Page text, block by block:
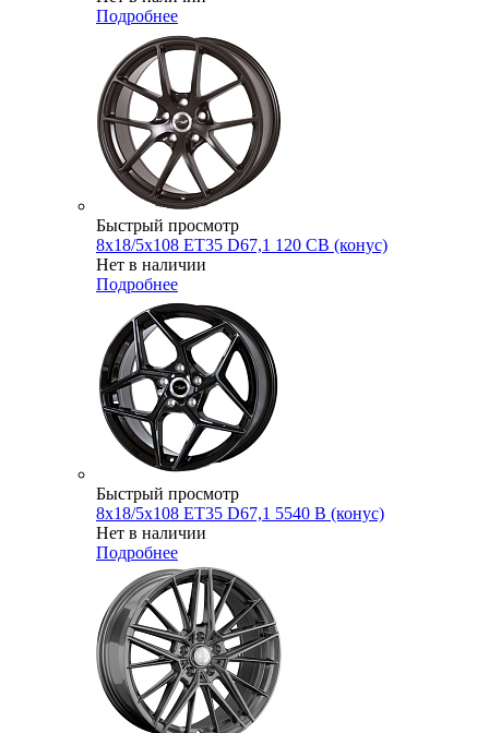
Подробнее
Быстрый просмотр
8x18/5x108 ET35 D67,1 120 CB (конус)
Нет в наличии
Подробнее
Быстрый просмотр
8x18/5x108 ET35 D67,1 5540 B (конус)
Нет в наличии
Подробнее